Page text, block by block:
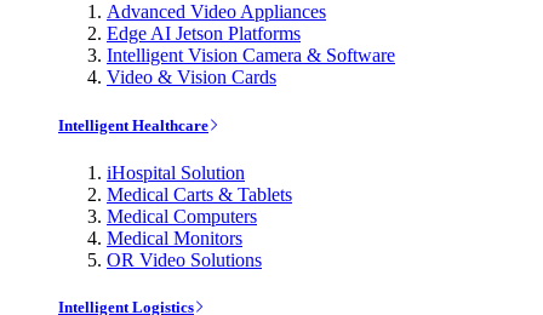
Advanced Video Appliances
Edge AI Jetson Platforms
Intelligent Vision Camera & Software
Video & Vision Cards
Intelligent Healthcare
iHospital Solution
Medical Carts & Tablets
Medical Computers
Medical Monitors
OR Video Solutions
Intelligent Logistics